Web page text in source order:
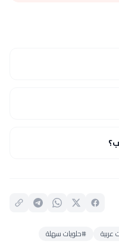
عربية #حلويات سهلة